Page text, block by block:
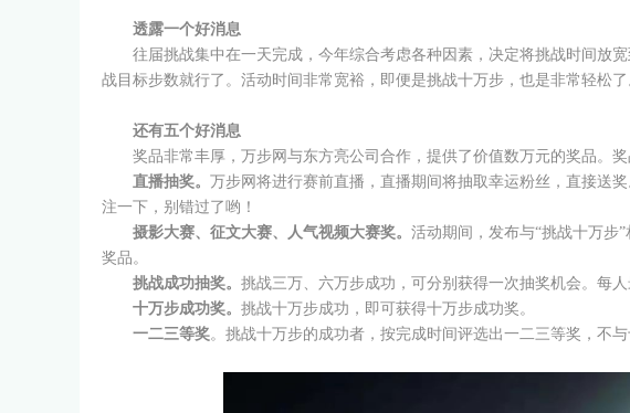
透露一个好消息
往届挑战集中在一天完成，今年综合考虑各种因素，决定将挑战时间放
战目标步数就行了。活动时间非常宽裕，即便是挑战十万步，也是非常轻松了
还有五个好消息
奖品非常丰厚，万步网与东方亮公司合作，提供了价值数万元的奖品。奖
直播抽奖。 万步网将进行赛前直播，直播期间将抽取幸运粉丝，直接送
注一下，别错过了哟！
摄影大赛、征文大赛、人气视频大赛奖。 活动期间，发布与“挑战十万步
奖品。
挑战成功抽奖。 挑战三万、六万步成功，可分别获得一次抽奖机会。每人
十万步成功奖。 挑战十万步成功，即可获得十万步成功奖。
一二三等奖。挑战十万步的成功者，按完成时间评选出一二三等奖，不与